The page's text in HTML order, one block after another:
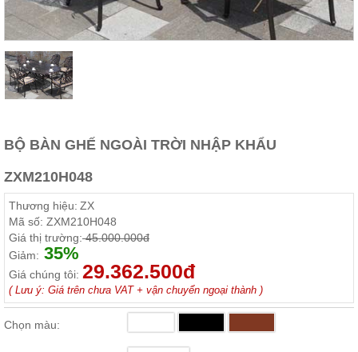
Khách
Sofa,
Bàn
trà...
Nội
Phòng
Ngủ
ngủ, tủ
áo, bàn
trang
điểm
Nội
Phòng
Ăn
ăn,
BỘ BÀN GHẾ NGOÀI TRỜI NHẬP KHẨU
ZXM210H048
Thương hiệu: ZX
Mã số: ZXM210H048
Giá thị trường:45.000.000đ
Giảm: 35%
Giá chúng tôi: 29.362.500đ
( Lưu ý: Giá trên chưa VAT + vận chuyển ngoại thành )
Chọn màu: